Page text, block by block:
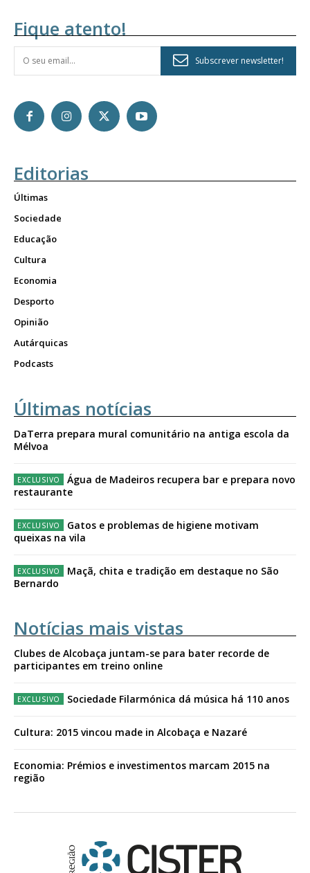
Fique atento!
Subscrever newsletter!
Editorias
Últimas
Sociedade
Educação
Cultura
Economia
Desporto
Opinião
Autárquicas
Podcasts
Últimas notícias
DaTerra prepara mural comunitário na antiga escola da
Mélvoa
Água de Madeiros recupera bar e prepara novo
restaurante
Gatos e problemas de higiene motivam
queixas na vila
Maçã, chita e tradição em destaque no São
Bernardo
Notícias mais vistas
Clubes de Alcobaça juntam-se para bater recorde de
participantes em treino online
Sociedade Filarmónica dá música há 110 anos
Cultura: 2015 vincou made in Alcobaça e Nazaré
Economia: Prémios e investimentos marcam 2015 na
região